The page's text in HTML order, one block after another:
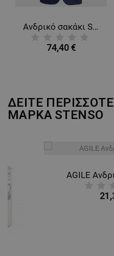
Ανδρικό σακάκι SALINE
74,40 €
ΔΕΙΤΕ
ΜΑΡΚΑ STENSO
AGILE